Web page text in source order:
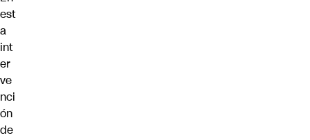
est
a
int
er
ve
nci
ón
de